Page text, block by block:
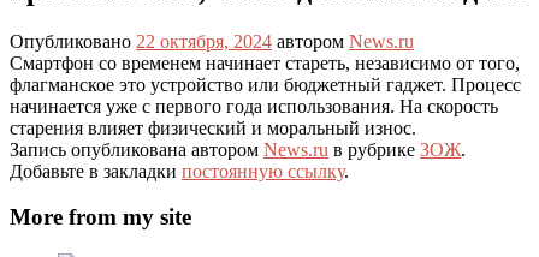
Опубликовано 22 октября, 2024 автором News.ru
Смартфон со временем начинает стареть, независимо от того,
флагманское это устройство или бюджетный гаджет. Процесс
начинается уже с первого года использования. На скорость
старения влияет физический и моральный износ.
Запись опубликована автором News.ru в рубрике ЗОЖ.
Добавьте в закладки постоянную ссылку.
More from my site